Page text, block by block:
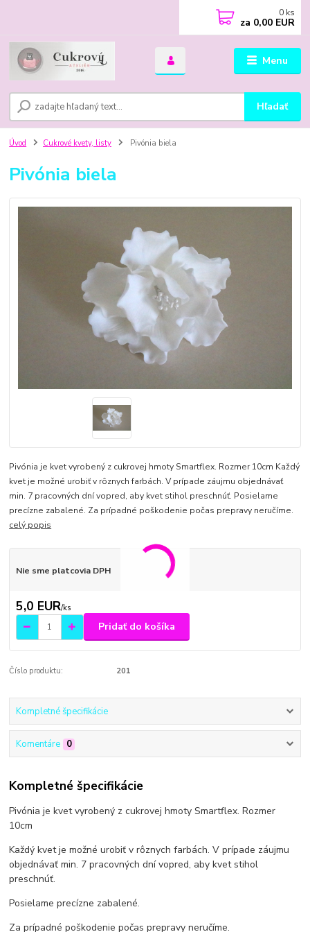
Menu
Hľadať
0 ks
za 0,00 EUR
Úvod Cukrové kvety, listy Pivónia biela
Pivónia biela
Pivónia je kvet vyrobený z cukrovej hmoty Smartflex. Rozmer 10cm Každý
kvet je možné urobiť v rôznych farbách. V prípade záujmu objednávať
min. 7 pracovných dní vopred, aby kvet stihol preschnúť. Posielame
precízne zabalené. Za prípadné poškodenie počas prepravy neručíme.
celý popis
Nie sme platcovia DPH
5,0 EUR/ks
Pridať do košíka
Číslo produktu: 201
Kompletné špecifikácie
Komentáre 0
Kompletné špecifikácie
Pivónia je kvet vyrobený z cukrovej hmoty Smartflex. Rozmer
10cm
Každý kvet je možné urobiť v rôznych farbách. V prípade záujmu
objednávať min. 7 pracovných dní vopred, aby kvet stihol
preschnúť.
Posielame precízne zabalené.
Za prípadné poškodenie počas prepravy neručíme.